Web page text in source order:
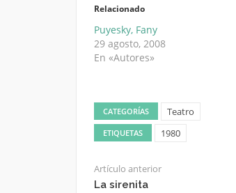
Relacionado
Puyesky, Fany
29 agosto, 2008
En «Autores»
CATEGORÍAS Teatro
ETIQUETAS 1980
Artículo anterior
La sirenita